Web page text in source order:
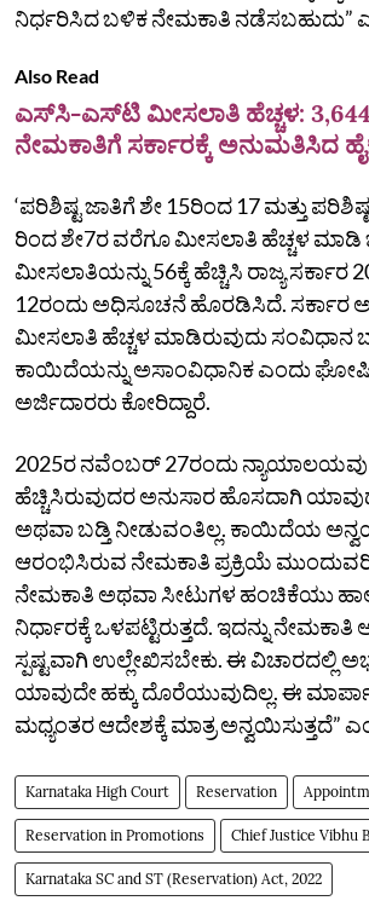
ನಿರ್ಧರಿಸಿದ ಬಳಿಕ ನೇಮಕಾತಿ ನಡೆಸಬಹುದು”
Also Read
ಎಸ್‌ಸಿ-ಎಸ್‌ಟಿ ಮೀಸಲಾತಿ ಹೆಚ್ಚಳ: 3,644
ನೇಮಕಾತಿ‌ಗೆ ಸರ್ಕಾರಕ್ಕೆ ಅನುಮತಿಸಿದ
‘ಪರಿಶಿಷ್ಟ ಜಾತಿಗೆ ಶೇ 15ರಿಂದ 17 ಮತ್ತು
ರಿಂದ ಶೇ7ರ ವರೆಗೂ ಮೀಸಲಾತಿ ಹೆಚ್ಚಳ ಮಾಡಿ
ಮೀಸಲಾತಿಯನ್ನು 56ಕ್ಕೆ ಹೆಚ್ಚಿಸಿ ರಾಜ್ಯ ಸರ್ಕಾರ
12ರಂದು ಅಧಿಸೂಚನೆ ಹೊರಡಿಸಿದೆ.
ಮೀಸಲಾತಿ ಹೆಚ್ಚಳ ಮಾಡಿರುವುದು ಸಂವಿಧಾನ
ಕಾಯಿದೆಯನ್ನು ಅಸಾಂವಿಧಾನಿಕ ಎಂದು
ಅರ್ಜಿದಾರರು ಕೋರಿದ್ದಾರೆ.
2025ರ ನವೆಂಬರ್‌ 27ರಂದು
ಹೆಚ್ಚಿಸಿರುವುದರ ಅನುಸಾರ ಹೊಸದಾಗಿ
ಅಥವಾ ಬಡ್ತಿ ನೀಡುವಂತಿಲ್ಲ. ಕಾಯಿದೆಯ
ಆರಂಭಿಸಿರುವ ನೇಮಕಾತಿ ಪ್ರಕ್ರಿಯೆ
ನೇಮಕಾತಿ ಅಥವಾ ಸೀಟುಗಳ ಹಂಚಿಕೆಯು
ನಿರ್ಧಾರಕ್ಕೆ ಒಳಪಟ್ಟಿರುತ್ತದೆ. ಇದನ್ನು ನೇಮಕಾತಿ
ಸ್ಪಷ್ಟವಾಗಿ ಉಲ್ಲೇಖಿಸಬೇಕು. ಈ ವಿಚಾರದಲ್ಲಿ
ಯಾವುದೇ ಹಕ್ಕು ದೊರೆಯುವುದಿಲ್ಲ. ಈ
ಮಧ್ಯಂತರ ಆದೇಶಕ್ಕೆ ಮಾತ್ರ ಅನ್ವಯಿಸುತ್ತದೆ”
Karnataka High Court Reservation
Reservation in Promotions Chief Justice Vibhu
Karnataka SC and ST (Reservation) Act, 2022